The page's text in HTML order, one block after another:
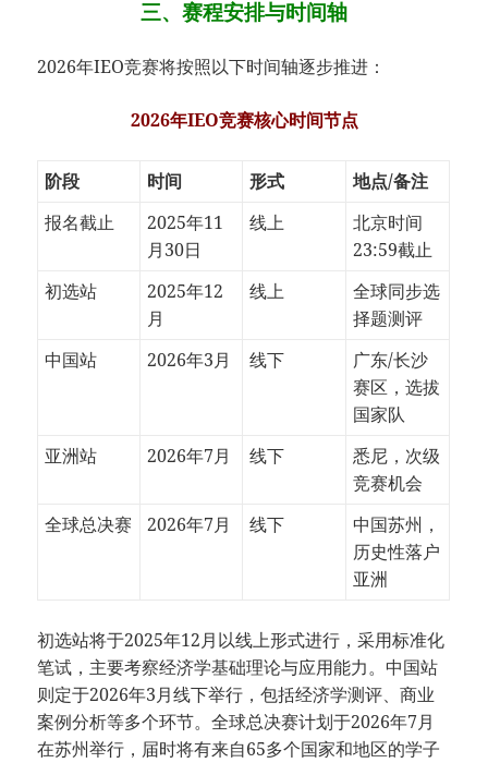
三、赛程安排与时间轴
2026年IEO竞赛将按照以下时间轴逐步推进：
2026年IEO竞赛核心时间节点​
阶段 时间 形式
地点/备注
报名截止
2025年11
月30日
线上
北京时间
23:59截止
初选站
2025年12
月
线上
全球同步选
择题测评
中国站
2026年3月 线下
广东/长沙
赛区，选拔
国家队
亚洲站
2026年7月 线下
悉尼，次级
竞赛机会
全球总决赛
2026年7月 线下
中国苏州，
历史性落户
亚洲
初选站将于2025年12月以线上形式进行，采用标准化
笔试，主要考察经济学基础理论与应用能力。中国站
则定于2026年3月线下举行，包括经济学测评、商业
案例分析等多个环节。全球总决赛计划于2026年7月
在苏州举行，届时将有来自65多个国家和地区的学子